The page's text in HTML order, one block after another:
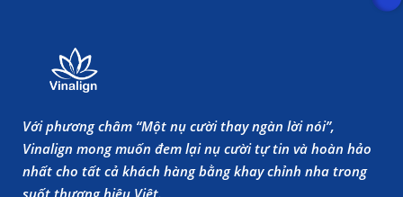
Với phương châm “Một nụ cười thay ngàn lời nói”,
Vinalign mong muốn đem lại nụ cười tự tin và hoàn hảo
nhất cho tất cả khách hàng bằng khay chỉnh nha trong
suốt thương hiệu Việt.